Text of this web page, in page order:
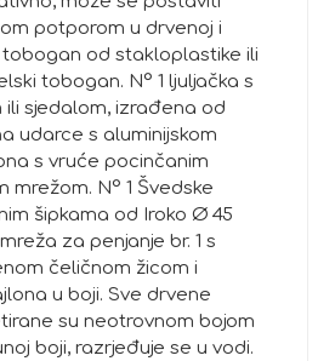
potporom u drvenoj i
tobogan od stakloplastike ili
tobogan. N° 1 ljuljačka s
ili sjedalom, izrađena od
udarce s aluminijskom
s vruće pocinčanim
mrežom. N° 1 Švedske
šipkama od Iroko Ø 45
za penjanje br. 1 s
čeličnom žicom i
u boji. Sve drvene
su neotrovnom bojom
boji, razrjeđuje se u vodi.